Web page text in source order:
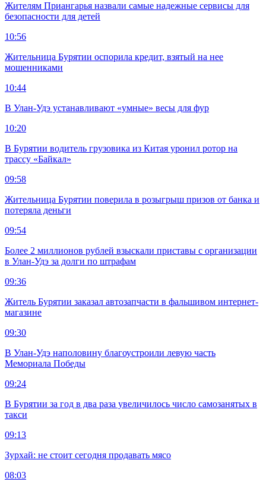
Жителям Приангарья назвали самые надежные сервисы для
безопасности для детей
10:56
Жительница Бурятии оспорила кредит, взятый на нее
мошенниками
10:44
В Улан-Удэ устанавливают «умные» весы для фур
10:20
В Бурятии водитель грузовика из Китая уронил ротор на
трассу «Байкал»
09:58
Жительница Бурятии поверила в розыгрыш призов от банка и
потеряла деньги
09:54
Более 2 миллионов рублей взыскали приставы с организации
в Улан-Удэ за долги по штрафам
09:36
Житель Бурятии заказал автозапчасти в фальшивом интернет-
магазине
09:30
В Улан-Удэ наполовину благоустроили левую часть
Мемориала Победы
09:24
В Бурятии за год в два раза увеличилось число самозанятых в
такси
09:13
Зурхай: не стоит сегодня продавать мясо
08:03